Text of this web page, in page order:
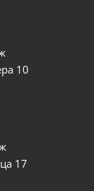
10
17